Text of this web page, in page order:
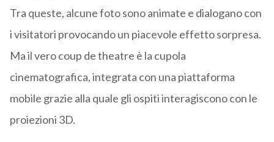
Tra queste, alcune foto sono animate e dialogano con
i visitatori provocando un piacevole effetto sorpresa.
Ma il vero coup de theatre è la cupola
cinematografica, integrata con una piattaforma
mobile grazie alla quale gli ospiti interagiscono con le
proiezioni 3D.